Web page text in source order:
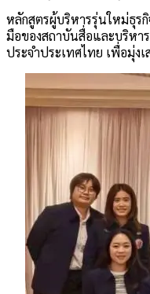
หลักสูตรผู้บริหารรุ่นใหม่ธุร
มือของสถาบันสื่อและบริหา
ประจำประเทศไทย เพื่อมุ่